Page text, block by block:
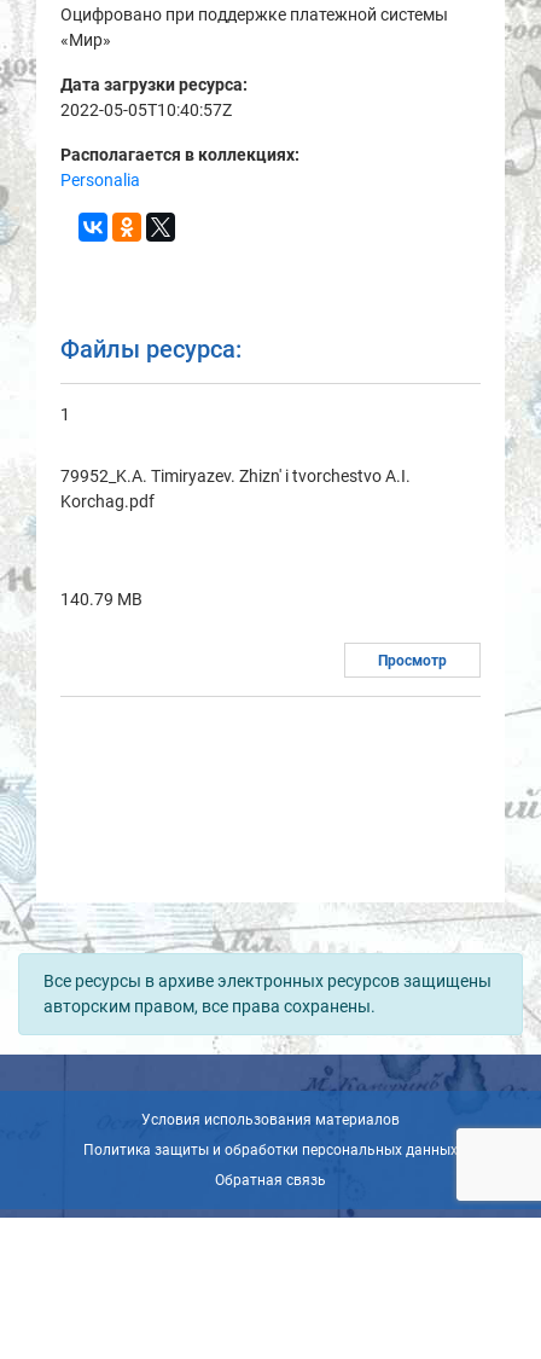
Оцифровано при поддержке платежной системы
«Мир»
Дата загрузки ресурса:
2022-05-05T10:40:57Z
Располагается в коллекциях:
Personalia
Файлы ресурса:
1
79952_K.A. Timiryazev. Zhizn' i tvorchestvo A.I.
Korchag.pdf
140.79 MB
Просмотр
Все ресурсы в архиве электронных ресурсов защищены
авторским правом, все права сохранены.
Условия использования материалов
Политика защиты и обработки персональных данных
Обратная связь